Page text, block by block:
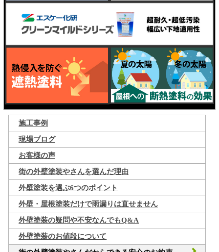
施工事例
現場ブログ
お客様の声
街の外壁塗装やさんを選んだ理由
外壁塗装を選ぶ6つのポイント
外壁・屋根塗装だけで雨漏りは直せません
外壁塗装の疑問や不安なんでもQ&A
外壁塗装のお値段について